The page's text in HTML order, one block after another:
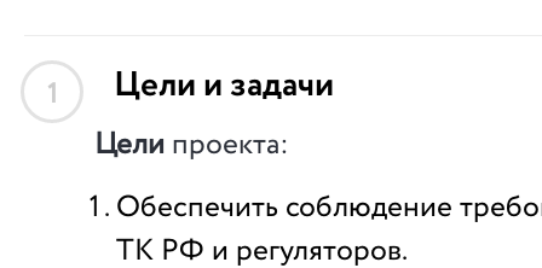
1 Цели и задачи
Цели проекта:
Обеспечить соблюдение
ТК РФ и регуляторов.